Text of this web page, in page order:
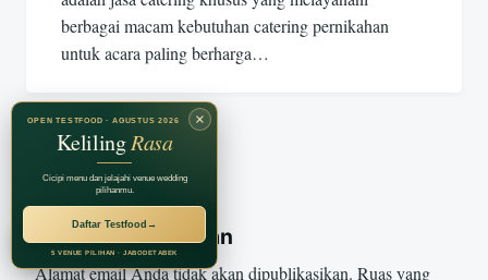
berbagai macam kebutuhan catering pernikahan
untuk acara paling berharga…
Tinggalkan Balasan
Alamat email Anda tidak akan dipublikasikan. Ruas yang
RECOMMENDED BY
Jagarasa Group
×
OPEN TESTFOOD · AGUSTUS 2026
KelilingRasa
Cicipi menu dan jelajahi venue wedding
pilihanmu.
Daftar Testfood →
5 VENUE PILIHAN · JABODETABEK